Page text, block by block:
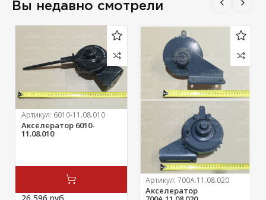
Вы недавно смотрели
Артикул: 6010-11.08.010
Акселератор 6010-
11.08.010
Артикул: 700А.11.08.020
Акселератор